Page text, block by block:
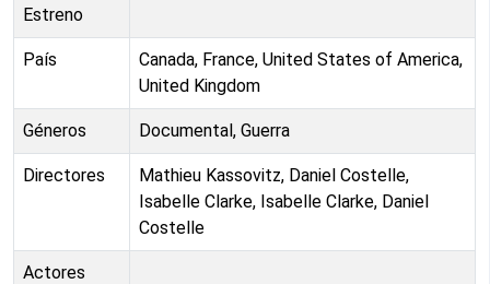
Estreno
País
Canada, France, United States of America,
United Kingdom
Géneros Documental, Guerra
Directores
Mathieu Kassovitz, Daniel Costelle,
Isabelle Clarke, Isabelle Clarke, Daniel
Costelle
Actores